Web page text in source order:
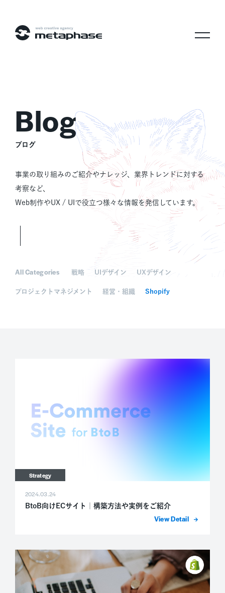
株式会社メタフェイズ
ブログ
事業の取り組みのご紹介やナレッジ、業界トレンドに対する
考察など、
Web制作やUX / UIで役立つ様々な情報を発信しています。
All Categories 戦略 UIデザイン UXデザイン
プロジェクトマネジメント 経営・組織 Shopify
Strategy
2024.03.24
BtoB向けECサイト｜構築方法や実例をご紹介
詳細を表示